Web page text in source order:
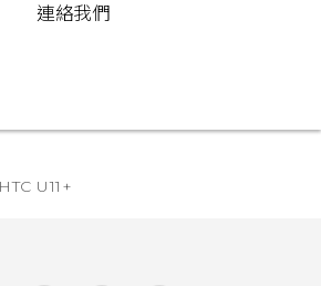
連絡我們
HTC U11+‎